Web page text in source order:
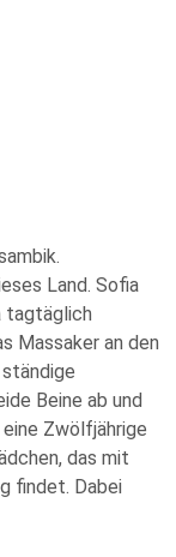
Land. Sofia
tagtäglich
Massaker an den
Beine ab und
Zwölfjährige
das mit
findet. Dabei